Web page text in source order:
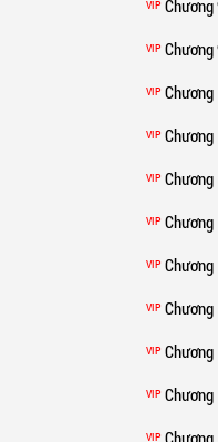
VIP Chương
VIP Chương
VIP Chương
VIP Chương
VIP Chương
VIP Chương
VIP Chương
VIP Chương
VIP Chương
VIP Chương
VIP Chương